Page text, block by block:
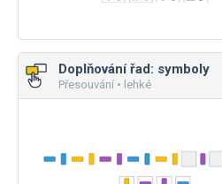
Doplňování řad: symboly
Přesouvání • lehké